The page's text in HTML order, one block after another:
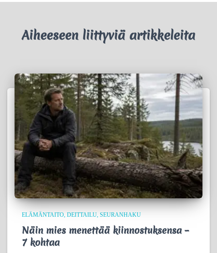
Aiheeseen liittyviä artikkeleita
ELÄMÄNTAITO DEITTAILU SEURANHAKU
Näin mies menettää kiinnostuksensa –
7 kohtaa